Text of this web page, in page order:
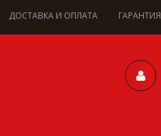
ДОСТАВКА И ОПЛАТА ГАРАНТИЯ